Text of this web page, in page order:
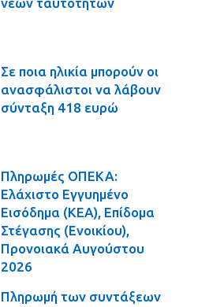
Σε ποια ηλικία μπορούν οι
ανασφάλιστοι να λάβουν
σύνταξη 418 ευρώ
Πληρωμές ΟΠΕΚΑ:
Ελάχιστο Εγγυημένο
Εισόδημα (ΚΕΑ), Επίδομα
Στέγασης (Ενοικίου),
Προνοιακά Αυγούστου
2026
Πληρωμή των συντάξεων